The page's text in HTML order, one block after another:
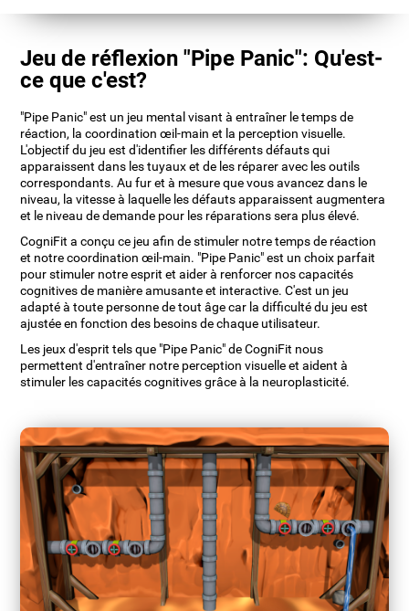
Jeu de réflexion "Pipe Panic": Qu'est-
ce que c'est?
"Pipe Panic" est un jeu mental visant à entraîner le temps de
réaction, la coordination œil-main et la perception visuelle.
L'objectif du jeu est d'identifier les différents défauts qui
apparaissent dans les tuyaux et de les réparer avec les outils
correspondants. Au fur et à mesure que vous avancez dans le
niveau, la vitesse à laquelle les défauts apparaissent augmentera
et le niveau de demande pour les réparations sera plus élevé.
CogniFit a conçu ce jeu afin de stimuler notre temps de réaction
et notre coordination œil-main. "Pipe Panic" est un choix parfait
pour stimuler notre esprit et aider à renforcer nos capacités
cognitives de manière amusante et interactive. C'est un jeu
adapté à toute personne de tout âge car la difficulté du jeu est
ajustée en fonction des besoins de chaque utilisateur.
Les jeux d'esprit tels que "Pipe Panic" de CogniFit nous
permettent d'entraîner notre perception visuelle et aident à
stimuler les capacités cognitives grâce à la neuroplasticité.